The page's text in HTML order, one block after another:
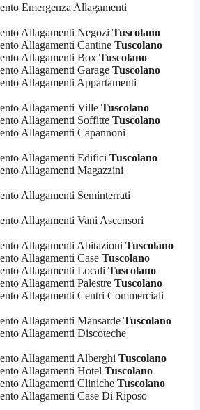
Emergenza Allagamenti
Allagamenti Negozi Tuscolano
Allagamenti Cantine Tuscolano
Allagamenti Box Tuscolano
Allagamenti Garage Tuscolano
Allagamenti Appartamenti
Allagamenti Ville Tuscolano
Allagamenti Soffitte Tuscolano
Allagamenti Capannoni
Allagamenti Edifici Tuscolano
Allagamenti Magazzini
Allagamenti Seminterrati
Allagamenti Vani Ascensori
Allagamenti Abitazioni Tuscolano
Allagamenti Case Tuscolano
Allagamenti Locali Tuscolano
Allagamenti Palestre Tuscolano
Allagamenti Centri Commerciali
Allagamenti Mansarde Tuscolano
Allagamenti Discoteche
Allagamenti Alberghi Tuscolano
Allagamenti Hotel Tuscolano
Allagamenti Cliniche Tuscolano
Allagamenti Case Di Riposo